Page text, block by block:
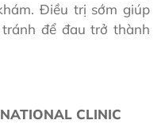
Điều trị sớm giúp
để đau trở thành
CLINIC